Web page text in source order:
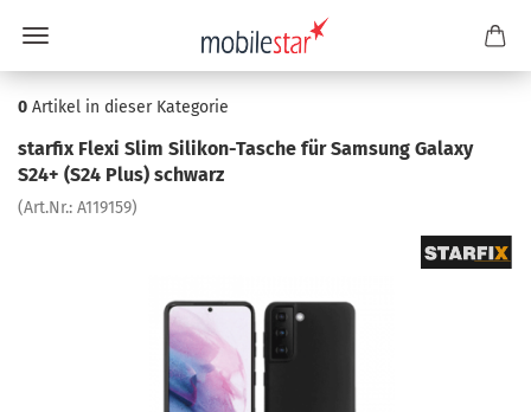
0 Artikel in dieser Kategorie
star­fix Flexi Slim Silikon-​Tasche für Sam­sung Ga­la­xy
S24+ (S24 Plus) schwarz
(Art.Nr.: A119159)